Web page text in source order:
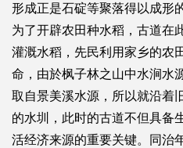
形成正是石碇等聚落得以成形
为了开辟农田种水稻，古道在
灌溉水稻，先民利用家乡的农
命，由於枫子林之山中水涧水
取自景美溪水源，所以就沿着
的水圳，此时的古道不但具备
活经济来源的重要关键。同治